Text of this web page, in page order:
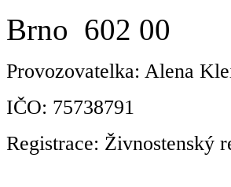
Brno 602 00
Provozovatelka: Alena
IČO: 75738791
Registrace: Živnostenský